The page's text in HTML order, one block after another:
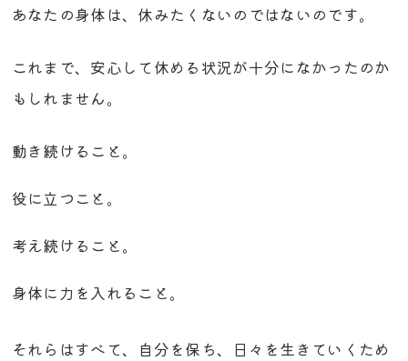
あなたの身体は、休みたくないのではないのです。
これまで、安心して休める状況が十分になかったのか
もしれません。
動き続けること。
役に立つこと。
考え続けること。
身体に力を入れること。
それらはすべて、自分を保ち、日々を生きていくため